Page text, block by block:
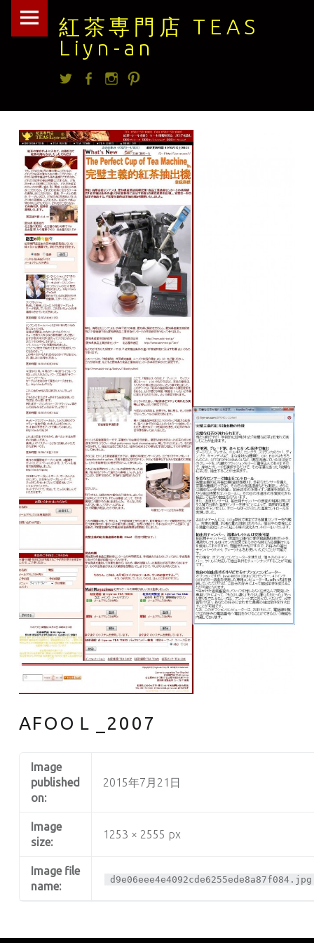
紅茶専門店 TEAS
Liyn-an
紅
Liyn-
site
navigation
Skip
Twitterfacebook
Instagram
AFOOＬ_2007
Image
published
on:
2015年7月21日
Image
size:
1253 × 2555 px
Image file
name:
d9e06eee4e4092cde6255ede8a87f084.jpg